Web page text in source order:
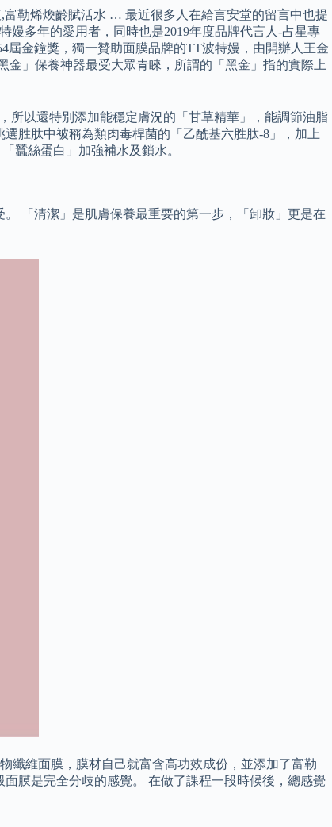
,富勒烯煥齡賦活水 … 最近很多人在給言安堂的留言中也提
多年的愛用者，同時也是2019年度品牌代言人-占星專
金鐘獎，獨一贊助面膜品牌的TT波特嫚，由開辦人王金
金」保養神器最受大眾青睞，所謂的「黑金」指的實際上
所以還特別添加能穩定膚況的「甘草精華」，能調節油脂
胜肽中被稱為類肉毒桿菌的「乙酰基六胜肽-8」，加上
蠶絲蛋白」加強補水及鎖水。
「清潔」是肌膚保養最重要的第一步，「卸妝」更是在
纖維面膜，膜材自己就富含高功效成份，並添加了富勒
膜是完全分歧的感覺。 在做了課程一段時候後，總感覺